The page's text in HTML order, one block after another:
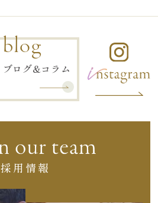
blog
ブログ&コラム
採用情報